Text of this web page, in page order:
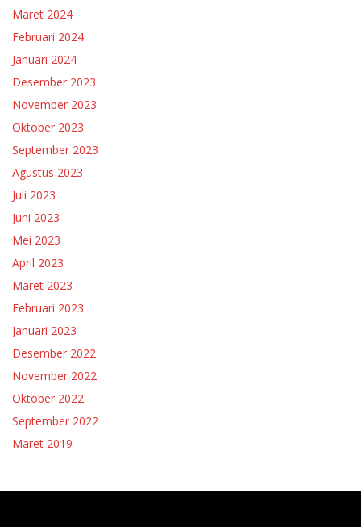
Maret 2024
Februari 2024
Januari 2024
Desember 2023
November 2023
Oktober 2023
September 2023
Agustus 2023
Juli 2023
Juni 2023
Mei 2023
April 2023
Maret 2023
Februari 2023
Januari 2023
Desember 2022
November 2022
Oktober 2022
September 2022
Maret 2019